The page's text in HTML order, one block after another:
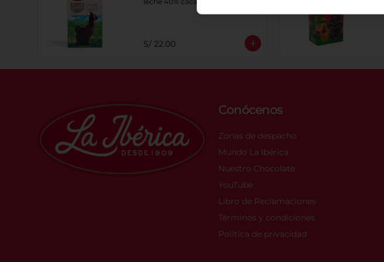
S/ 22.00
Conócenos
Zonas de despacho
Mundo La Ibérica
Nuestro Chocolate
YouTube
Libro de Reclamaciones
Términos y condiciones
Política de privacidad